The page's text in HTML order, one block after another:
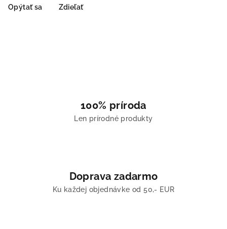
Opýtať sa Zdieľať
100% príroda
Len prírodné produkty
Doprava zadarmo
Ku každej objednávke od 50,- EUR